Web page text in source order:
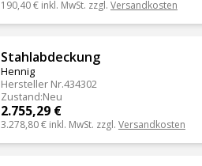
190,40 € inkl. MwSt. zzgl. Versandkosten
Stahlabdeckung
Hennig
Hersteller Nr.434302
Zustand:Neu
2.755,29 €
3.278,80 € inkl. MwSt. zzgl. Versandkosten